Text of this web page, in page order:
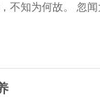
不知为何故。 忽